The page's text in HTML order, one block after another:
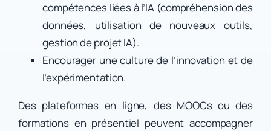
compétences liées à l’IA (compréhension des
données, utilisation de nouveaux outils,
gestion de projet IA).
Encourager une culture de l’innovation et de
l’expérimentation.
Des plateformes en ligne, des MOOCs ou des
formations en présentiel peuvent accompagner